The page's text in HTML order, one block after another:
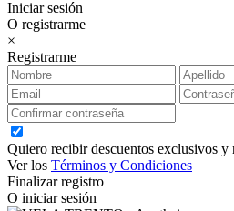
Iniciar sesión
O registrarme
×
Registrarme
Quiero recibir descuentos exclusivos y
Ver los Términos y Condiciones
Finalizar registro
O iniciar sesión